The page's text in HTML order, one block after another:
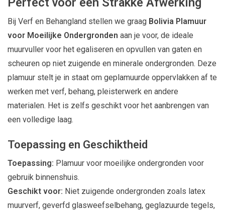
Bij Verf en Behangland stellen we graag Bolivia Plamuur
voor Moeilijke Ondergronden aan je voor, de ideale
muurvuller voor het egaliseren en opvullen van gaten en
scheuren op niet zuigende en minerale ondergronden. Deze
plamuur stelt je in staat om geplamuurde oppervlakken af te
werken met verf, behang, pleisterwerk en andere
materialen. Het is zelfs geschikt voor het aanbrengen van
een volledige laag.
Toepassing en Geschiktheid
Toepassing: Plamuur voor moeilijke ondergronden voor
gebruik binnenshuis.
Geschikt voor: Niet zuigende ondergronden zoals latex
muurverf, geverfd glasweefselbehang, geglazuurde tegels,